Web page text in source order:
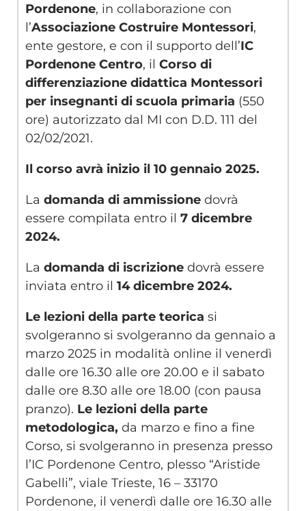
Pordenone, in collaborazione con
l’Associazione Costruire Montessori,
ente gestore, e con il supporto dell’IC
Pordenone Centro, il Corso di
differenziazione didattica Montessori
per insegnanti di scuola primaria (550
ore) autorizzato dal MI con D.D. 111 del
02/02/2021.
Il corso avrà inizio il 10 gennaio 2025.
La domanda di ammissione dovrà
essere compilata entro il 7 dicembre
2024.
La domanda di iscrizione dovrà essere
inviata entro il 14 dicembre 2024.
Le lezioni della parte teorica si
svolgeranno si svolgeranno da gennaio a
marzo 2025 in modalità online il venerdì
dalle ore 16.30 alle ore 20.00 e il sabato
dalle ore 8.30 alle ore 18.00 (con pausa
pranzo). Le lezioni della parte
metodologica, da marzo e fino a fine
Corso, si svolgeranno in presenza presso
l’IC Pordenone Centro, plesso “Aristide
Gabelli”, viale Trieste, 16 – 33170
Pordenone, il venerdì dalle ore 16.30 alle